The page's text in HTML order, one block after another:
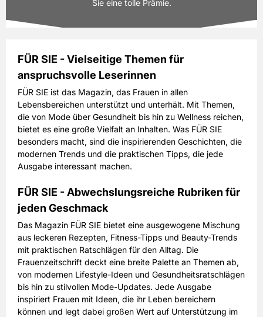
6 Monate
PAYBACK:
inkl. gesetzl. MwSt. & Versand
Sie eine tolle Prämie.
Ausgaben:
12 Hefte für je z.Zt. 4,50 EUR
Laufzeit:
6 Monate
PAYBACK:
30 Basispunkte
Preis 54,00 EUR
inkl. gesetzl. MwSt. & Versand
Prämie auswählen
FÜR SIE - Vielseitige Themen für
anspruchsvolle Leserinnen
FÜR SIE ist das Magazin, das Frauen in allen
Lebensbereichen unterstützt und unterhält. Mit Themen,
die von Mode über Gesundheit bis hin zu Wellness reichen,
bietet es eine große Vielfalt an Inhalten. Was FÜR SIE
besonders macht, sind die inspirierenden Geschichten, die
modernen Trends und die praktischen Tipps, die jede
Ausgabe interessant machen.
FÜR SIE - Abwechslungsreiche Rubriken für
jeden Geschmack
Das Magazin FÜR SIE bietet eine ausgewogene Mischung
aus leckeren Rezepten, Fitness-Tipps und Beauty-Trends
mit praktischen Ratschlägen für den Alltag. Die
Frauenzeitschrift deckt eine breite Palette an Themen ab,
von modernen Lifestyle-Ideen und Gesundheitsratschlägen
bis hin zu stilvollen Mode-Updates. Jede Ausgabe
inspiriert Frauen mit Ideen, die ihr Leben bereichern
können und legt dabei großen Wert auf Unterstützung im